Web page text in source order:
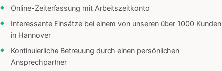
Online-Zeiterfassung mit Arbeitszeitkonto
Interessante Einsätze bei einem von unseren über 1000 Kunden
in Hannover
Kontinuierliche Betreuung durch einen persönlichen
Ansprechpartner